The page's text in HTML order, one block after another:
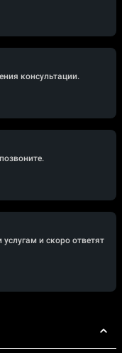
консультации.
и скоро ответят